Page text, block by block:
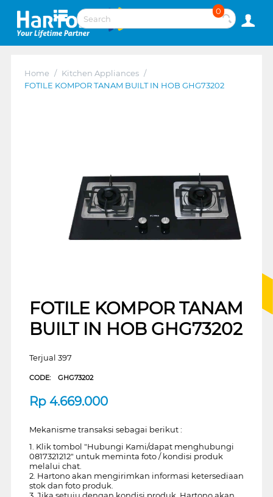
0
Home / Kitchen Appliances /
FOTILE KOMPOR TANAM BUILT IN HOB GHG73202
FOTILE KOMPOR TANAM
BUILT IN HOB GHG73202
Terjual 397
CODE: GHG73202
Rp 4.669.000
Mekanisme transaksi sebagai berikut :
1. Klik tombol "Hubungi Kami/dapat menghubungi
0817321212" untuk meminta foto / kondisi produk
melalui chat.
2. Hartono akan mengirimkan informasi ketersediaan
stok dan foto produk.
3. Jika setuju dengan kondisi produk, Hartono akan